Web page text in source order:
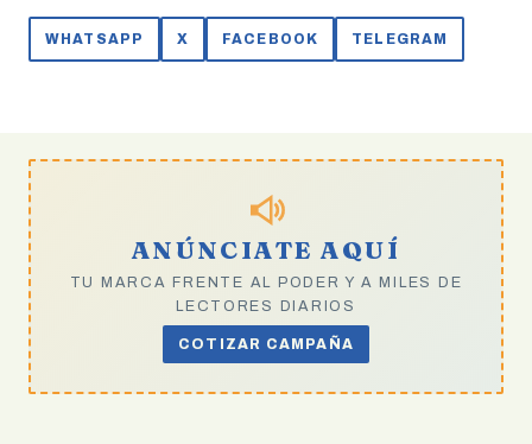
WHATSAPP X FACEBOOK TELEGRAM
ANÚNCIATE AQUÍ
TU MARCA FRENTE AL PODER Y A MILES DE
LECTORES DIARIOS
COTIZAR CAMPAÑA